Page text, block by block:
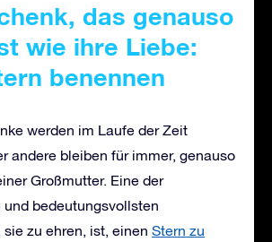
das genauso
wie ihre Liebe:
benennen
werden im Laufe der Zeit
andere bleiben für immer, genauso
Großmutter. Eine der
bedeutungsvollsten
zu ehren, ist, einen Stern zu